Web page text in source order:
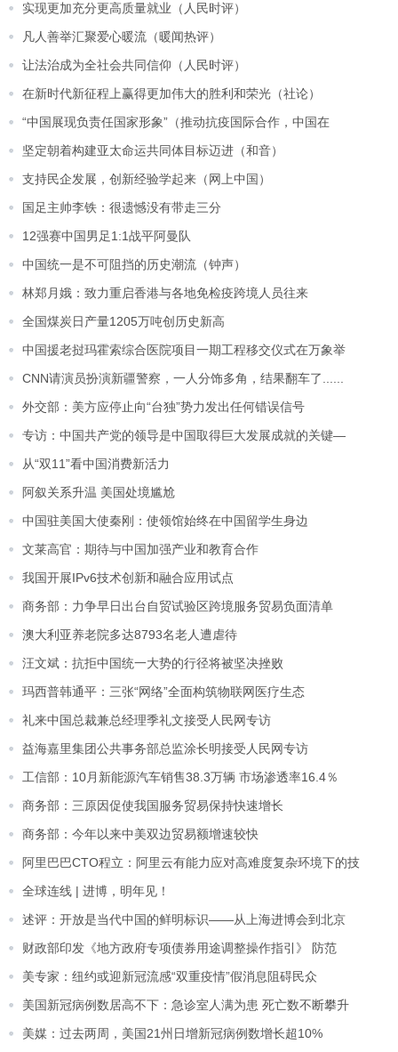
实现更加充分更高质量就业（人民时评）
凡人善举汇聚爱心暖流（暖闻热评）
让法治成为全社会共同信仰（人民时评）
在新时代新征程上赢得更加伟大的胜利和荣光（社论）
“中国展现负责任国家形象”（推动抗疫国际合作，中国在
坚定朝着构建亚太命运共同体目标迈进（和音）
支持民企发展，创新经验学起来（网上中国）
国足主帅李铁：很遗憾没有带走三分
12强赛中国男足1:1战平阿曼队
中国统一是不可阻挡的历史潮流（钟声）
林郑月娥：致力重启香港与各地免检疫跨境人员往来
全国煤炭日产量1205万吨创历史新高
中国援老挝玛霍索综合医院项目一期工程移交仪式在万象举
CNN请演员扮演新疆警察，一人分饰多角，结果翻车了......
外交部：美方应停止向“台独”势力发出任何错误信号
专访：中国共产党的领导是中国取得巨大发展成就的关键—
从“双11”看中国消费新活力
阿叙关系升温 美国处境尴尬
中国驻美国大使秦刚：使领馆始终在中国留学生身边
文莱高官：期待与中国加强产业和教育合作
我国开展IPv6技术创新和融合应用试点
商务部：力争早日出台自贸试验区跨境服务贸易负面清单
澳大利亚养老院多达8793名老人遭虐待
汪文斌：抗拒中国统一大势的行径将被坚决挫败
玛西普韩通平：三张“网络”全面构筑物联网医疗生态
礼来中国总裁兼总经理季礼文接受人民网专访
益海嘉里集团公共事务部总监涂长明接受人民网专访
工信部：10月新能源汽车销售38.3万辆 市场渗透率16.4％
商务部：三原因促使我国服务贸易保持快速增长
商务部：今年以来中美双边贸易额增速较快
阿里巴巴CTO程立：阿里云有能力应对高难度复杂环境下的技
全球连线 | 进博，明年见！
述评：开放是当代中国的鲜明标识——从上海进博会到北京
财政部印发《地方政府专项债券用途调整操作指引》 防范
美专家：纽约或迎新冠流感“双重疫情”假消息阻碍民众
美国新冠病例数居高不下：急诊室人满为患 死亡数不断攀升
美媒：过去两周，美国21州日增新冠病例数增长超10%